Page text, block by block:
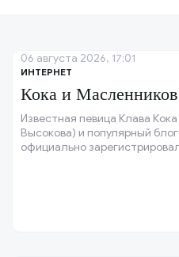
ИНТЕРНЕТ
Кока и Масленников
Известная певица Клава
Высокова) и популярный
официально
06 августа 2026, 17:01